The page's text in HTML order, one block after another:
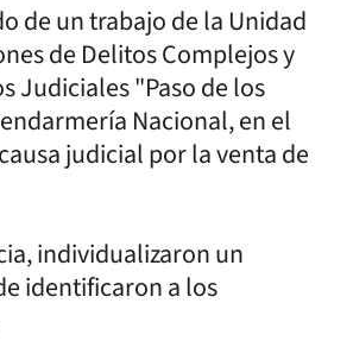
de un trabajo de la Unidad
de Delitos Complejos y
Judiciales "Paso de los
Nacional, en el
judicial por la venta de
individualizaron un
identificaron a los